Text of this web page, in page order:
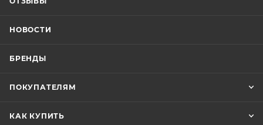
НОВОСТИ
БРЕНДЫ
ПОКУПАТЕЛЯМ
КАК КУПИТЬ